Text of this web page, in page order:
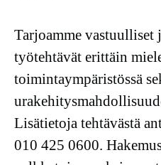
Tarjoamme vastuulliset
työtehtävät erittäin
toimintaympäristössä
Lisätietoja tehtävästä
010 425 0600.